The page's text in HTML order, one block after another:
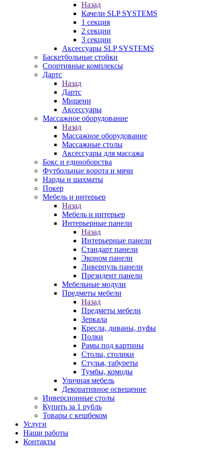
Назад
Качели SLP SYSTEMS
1 секция
2 секции
3 секции
Аксессуары SLP SYSTEMS
Баскетбольные стойки
Спортивные комплексы
Дартс
Назад
Дартс
Мишени
Аксессуары
Массажное оборудование
Назад
Массажное оборудование
Массажные столы
Аксессуары для массажа
Бокс и единоборства
Футбольные ворота и мячи
Нарды и шахматы
Покер
Мебель и интерьер
Назад
Мебель и интерьер
Интерьерные панели
Назад
Интерьерные панели
Стандарт панели
Эконом панели
Ливерпуль панели
Президент панели
Мебельные модули
Предметы мебели
Назад
Предметы мебели
Зеркала
Кресла, диваны, пуфы
Полки
Рамы под картины
Столы, столики
Стулья, табуреты
Тумбы, комоды
Уличная мебель
Декоративное освещение
Инверсионные столы
Купить за 1 рубль
Товары с кешбеком
Услуги
Наши работы
Контакты